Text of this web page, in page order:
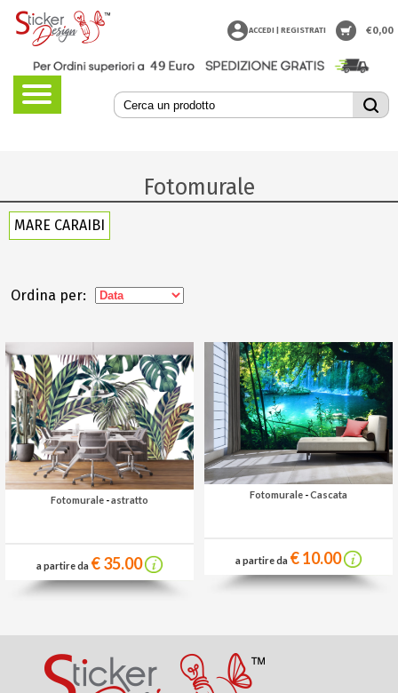
Fotomurale
MARE CARAIBI
Ordina per:
Fotomurale -astratto
a partire da € 35.00
Fotomurale -Cascata
a partire da € 10.00
ACCEDI | REGISTRATI €0,00